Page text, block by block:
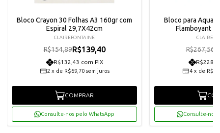
Bloco Crayon 30 Folhas A3 160gr com
Espiral 29,7X42cm
CLAIREFONTAINE
R$154,89R$139,40
R$132,43 com PIX
2 x de R$69,70 sem juros
COMPRAR
Consulte-nos pelo WhatsApp
Bloco para
Flamboyant
R$267,56
4 x de
Consulte-nos